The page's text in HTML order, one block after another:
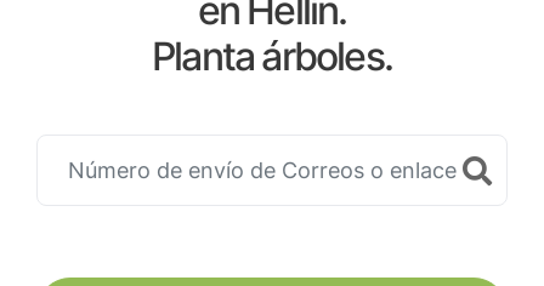
en Hellin.
Planta árboles.